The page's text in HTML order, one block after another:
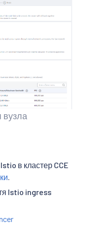
в кластер CCE
Istio ingress